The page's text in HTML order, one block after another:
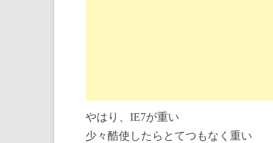
やはり、IE7が重い
少々酷使したらとてつもなく重い